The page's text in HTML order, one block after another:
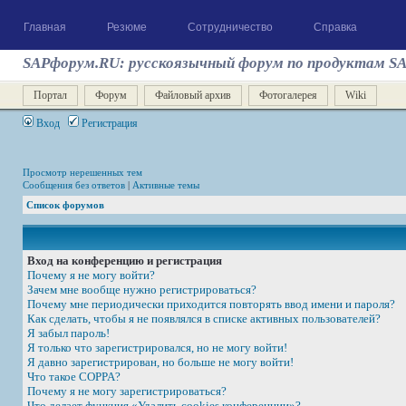
Главная Резюме Сотрудничество Справка
SAPфорум.RU: русскоязычный форум по продуктам
Портал Форум Файловый архив Фотогалерея Wiki
Вход Регистрация
Просмотр нерешенных тем
Сообщения без ответов | Активные темы
Список форумов
Вход на конференцию и регистрация
Почему я не могу войти?
Зачем мне вообще нужно регистрироваться?
Почему мне периодически приходится повторять ввод имени и пароля?
Как сделать, чтобы я не появлялся в списке активных пользователей?
Я забыл пароль!
Я только что зарегистрировался, но не могу войти!
Я давно зарегистрирован, но больше не могу войти!
Что такое COPPA?
Почему я не могу зарегистрироваться?